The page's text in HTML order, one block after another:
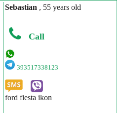
Sebastian , 55 years old
Call
393517338123
ford fiesta ikon